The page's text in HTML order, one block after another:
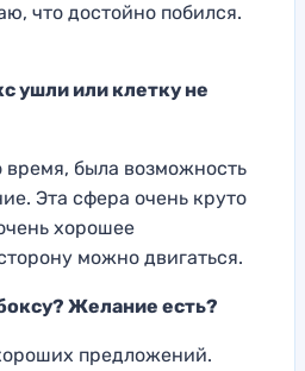
что достойно побился.
ушли или клетку не
была возможность
Эта сфера очень круто
хорошее
можно двигаться.
Желание есть?
предложений.